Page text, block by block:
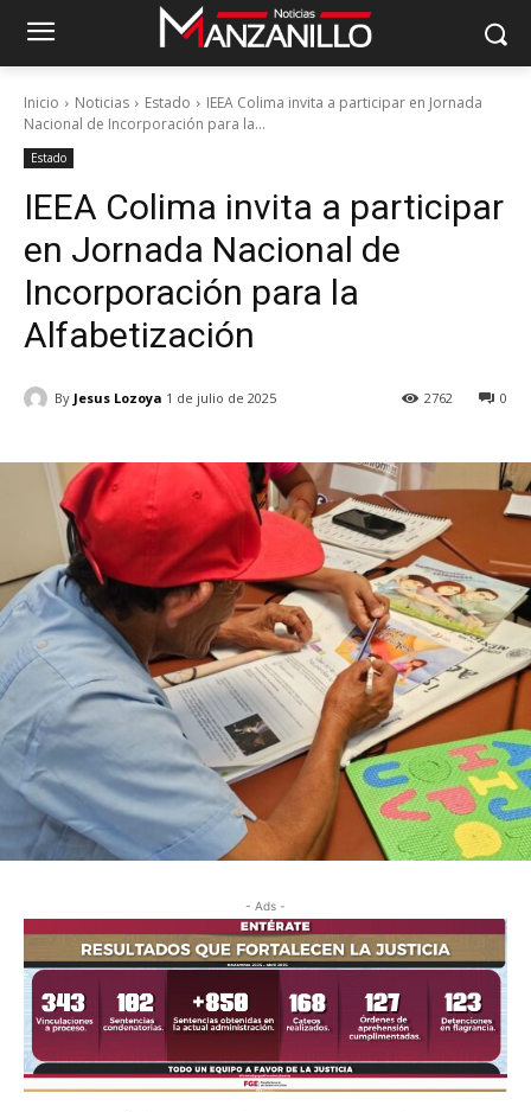
Inicio Noticias Estado
IEEA Colima invita a participar en Jornada
Nacional de Incorporación para la...
Estado
IEEA Colima invita a participar
en Jornada Nacional de
Incorporación para la
Alfabetización
By Jesus Lozoya 1 de julio de 2025 0
2762
- Ads -